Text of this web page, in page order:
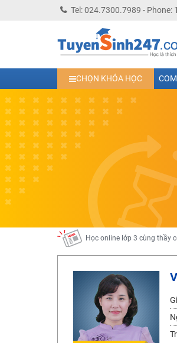
Tel: 024.7300.7989 - Phone:
CHỌN KHÓA HỌC
Học trực tuyến lớp 10 các
Học online trực tuyến cấp
Học online lớp 5 cùng thầy
Học online lớp 7 cùng thầy
Học online lớp 6 cùng thầy
Học online lớp 8 cùng thầy
2K13! Bứt Phá Lớp 5 Năm
Học online lớp 4 cùng thầy
Học online lớp 3 cùng thầy
Học online lớp 2 với thầy cô
2K6! Lộ Trình Sun 2024 -
Hot! Lễ hội đồng giá 449K
Khuyến Mãi Khoá Học 1K
Đồng giá khóa học 499K -